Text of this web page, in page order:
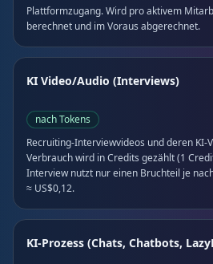
Plattformzugang. Wird pro aktivem
berechnet und im Voraus abgerechnet.
KI Video/Audio (Interviews)
nach Tokens
Recruiting-Interviewvideos und deren KI-
Verbrauch wird in Credits gezählt (1
Interview nutzt nur einen Bruchteil je
≈ US$0,12.
KI-Prozess (Chats, Chatbots,